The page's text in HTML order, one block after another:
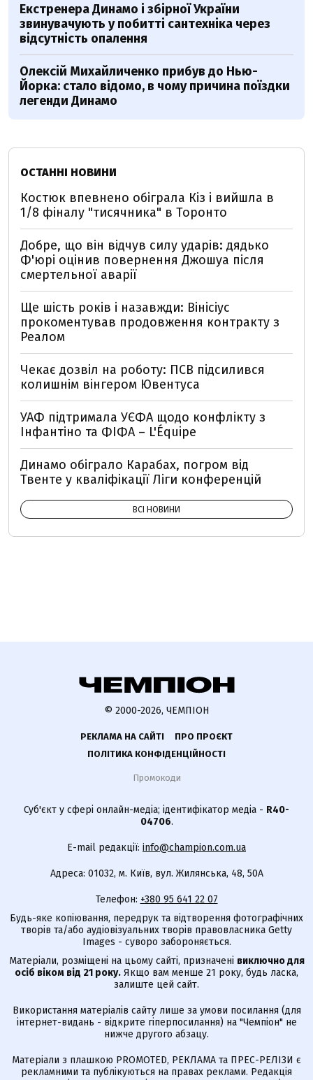
Екстренера Динамо і збірної України
звинувачують у побитті сантехніка через
відсутність опалення
Олексій Михайличенко прибув до Нью-
Йорка: стало відомо, в чому причина поїздки
легенди Динамо
ОСТАННІ НОВИНИ
Костюк впевнено обіграла Кіз і вийшла в
1/8 фіналу "тисячника" в Торонто
Добре, що він відчув силу ударів: дядько
Ф'юрі оцінив повернення Джошуа після
смертельної аварії
Ще шість років і назавжди: Вінісіус
прокоментував продовження контракту з
Реалом
Чекає дозвіл на роботу: ПСВ підсилився
колишнім вінгером Ювентуса
УАФ підтримала УЄФА щодо конфлікту з
Інфантіно та ФІФА – L'Équipe
Динамо обіграло Карабах, погром від
Твенте у кваліфікації Ліги конференцій
ВСІ НОВИНИ
© 2000-2026, ЧЕМПІОН
РЕКЛАМА НА САЙТІ
ПРО ПРОЄКТ
ПОЛІТИКА КОНФІДЕНЦІЙНОСТІ
Промокоди
Суб'єкт у сфері онлайн-медіа; ідентифікатор медіа - R40-
04706.
E-mail редакції: info@champion.com.ua
Адреса: 01032, м. Київ, вул. Жилянська, 48, 50А
Телефон: +380 95 641 22 07
Будь-яке копіювання, передрук та відтворення фотографічних
творів та/або аудіовізуальних творів правовласника Getty
Images - суворо забороняється.
Матеріали, розміщені на цьому сайті, призначені виключно для
осіб віком від 21 року. Якщо вам менше 21 року, будь ласка,
залиште цей сайт.
Використання матеріалів сайту лише за умови посилання (для
інтернет-видань - відкрите гіперпосилання) на "Чемпіон" не
нижче другого абзацу.
Матеріали з плашкою PROMOTED, РЕКЛАМА та ПРЕС-РЕЛІЗИ є
рекламними та публікуються на правах реклами. Редакція